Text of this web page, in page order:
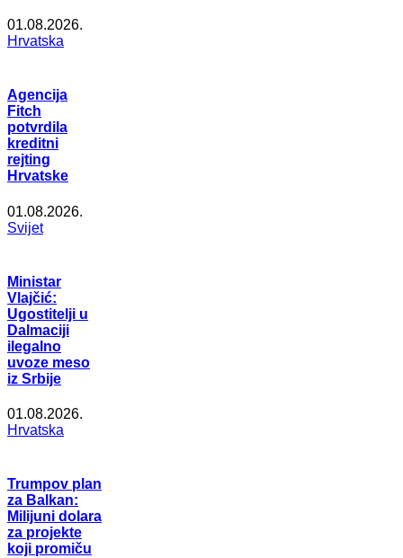
01.08.2026.
Hrvatska
Agencija
Fitch
potvrdila
kreditni
rejting
Hrvatske
01.08.2026.
Svijet
Ministar
Vlajčić:
Ugostitelji u
Dalmaciji
ilegalno
uvoze meso
iz Srbije
01.08.2026.
Hrvatska
Trumpov plan
za Balkan:
Milijuni dolara
za projekte
koji promiču